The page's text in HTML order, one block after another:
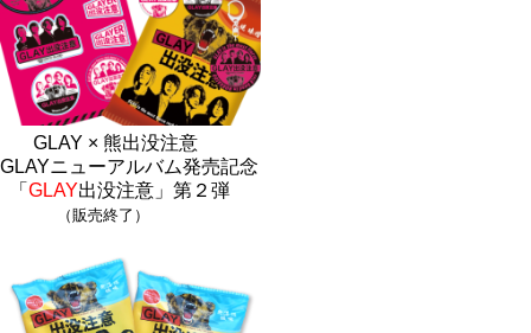
GLAY × 熊出没注意
GLAYニューアルバム発売記念
「 GLAY出没注意」第２弾
（販売終了）